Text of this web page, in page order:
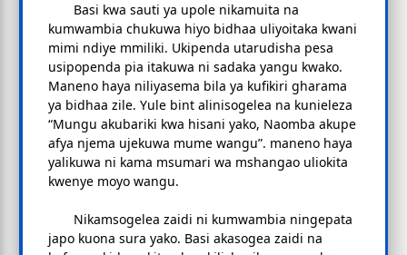
Basi kwa sauti ya upole nikamuita na
kumwambia chukuwa hiyo bidhaa uliyoitaka kwani
mimi ndiye mmiliki. Ukipenda utarudisha pesa
usipopenda pia itakuwa ni sadaka yangu kwako.
Maneno haya niliyasema bila ya kufikiri gharama
ya bidhaa zile. Yule bint alinisogelea na kunieleza
“Mungu akubariki kwa hisani yako, Naomba akupe
afya njema ujekuwa mume wangu”. maneno haya
yalikuwa ni kama msumari wa mshangao uliokita
kwenye moyo wangu.
Nikamsogelea zaidi ni kumwambia ningepata
japo kuona sura yako. Basi akasogea zaidi na